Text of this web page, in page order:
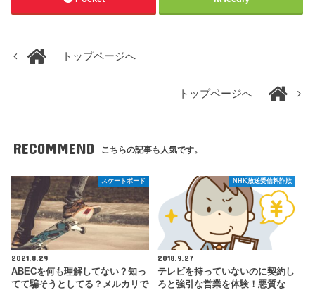
トップページへ
トップページへ
RECOMMEND こちらの記事も人気です。
スケートボード
2021.8.29
ABECを何も理解してない？知っ
てて騙そうとしてる？メルカリで
NHK放送受信料詐欺
2018.9.27
テレビを持っていないのに契約し
ろと強引な営業を体験！悪質な